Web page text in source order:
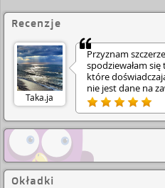
Recenzje
Taka.ja
Przyznam
spodziewałam
które
nie jest dane na
się posypie... •
Okładki